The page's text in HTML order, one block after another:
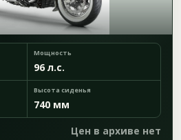
Мощность
96 л.с.
Высота сиденья
740 мм
Цен в архиве нет